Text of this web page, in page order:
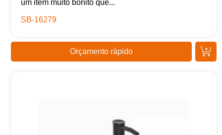
um item muito bonito que...
SB-16279
Orçamento rápido